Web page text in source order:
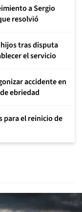
a Sergio
resolvió
tras disputa
el servicio
accidente en
ebriedad
para el reinicio de